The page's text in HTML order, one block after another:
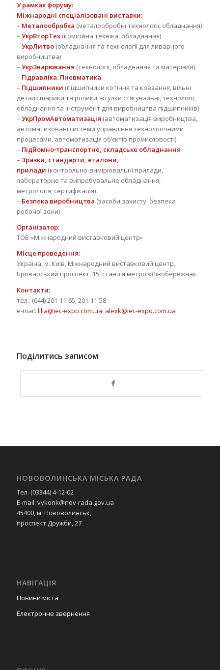
У рамках форуму:
Міжнародні спеціалізовані виставки:
– Металообробка (металообробні технології, обладнання)
– УкрВторТех(комісійна техніка, обладнання)
– УкрЛитво(обладнання та технології для ливарного
виробництва)
– УкрЗварювання (технології, обладнання та матеріали)
– Гідравліка. Пневматика
– Підшипники (підшипники котіння та ковзання, вільні
деталі: шарики та ролики, втулки стягувальні, технології,
обладнання та інструмент для виробництва підшипників)
– УкрПромАвтоматизація (автоматизація виробництва,
автоматизовані системи управління технологічними
процесами, автоматизація об’єктів промисловості)
– Підйомно‑транспортне, складське обладнання
– Зразки, стандарти, еталони,
прилади (контрольно‑вимірювальні прилади,
лабораторне та випробувальне обладнання,
метрологія, сертифікація)
– Безпека виробництва (засоби захисту, безпека
робочої зони)
Організатор:
ТОВ «Міжнародний виставковий центр»
Місце проведення:
Україна, м. Київ, Міжнародний виставковий центр,
Броварський проспект, 15, станція метро «Лівобережна»
Контакти:
тел.: (044) 201-11-65, 201-11-58
e-mail: lilia@iec-expo.com.ua alexk@iec-expo.com.ua
Поділитись записом
НОВОВОЛИНСЬКА МІСЬКА РАДА
Тел. (03344) 4-12-02
E-mail: vykonk@nov-rada.gov.ua
45400, м. Нововолинськ,
проспект Дружби, 27
НАВІГАЦІЯ
Новини міста
Електронне звернення